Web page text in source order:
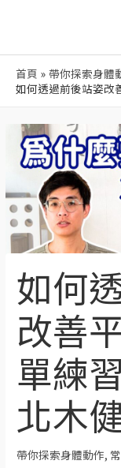
首頁
帶你探索身體
如何透過前後站姿改
如何
改善
單練
北木
帶你探索身體動作,
Post
navigation